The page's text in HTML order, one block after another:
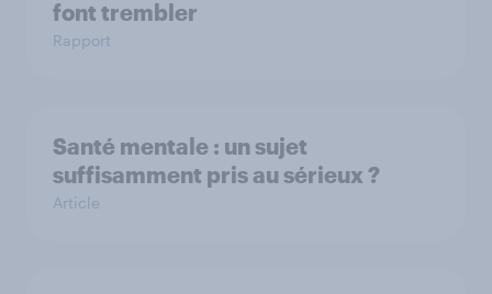
font trembler
Rapport
Santé mentale : un sujet
suffisamment pris au sérieux ?
Article